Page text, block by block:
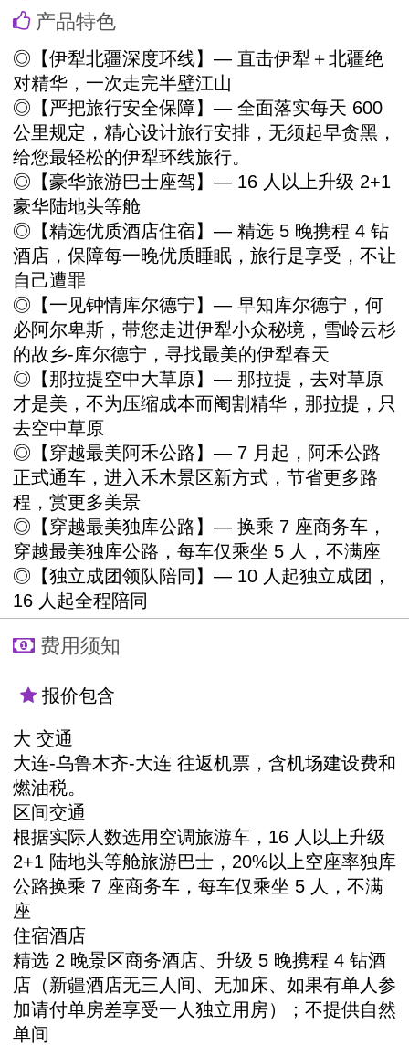
产品特色
◎【伊犁北疆深度环线】— 直击伊犁＋北疆绝
对精华，一次走完半壁江山
◎【严把旅行安全保障】— 全面落实每天 600
公里规定，精心设计旅行安排，无须起早贪黑，
给您最轻松的伊犁环线旅行。
◎【豪华旅游巴士座驾】— 16 人以上升级 2+1
豪华陆地头等舱
◎【精选优质酒店住宿】— 精选 5 晚携程 4 钻
酒店，保障每一晚优质睡眠，旅行是享受，不让
自己遭罪
◎【一见钟情库尔德宁】— 早知库尔德宁，何
必阿尔卑斯，带您走进伊犁小众秘境，雪岭云杉
的故乡-库尔德宁，寻找最美的伊犁春天
◎【那拉提空中大草原】— 那拉提，去对草原
才是美，不为压缩成本而阉割精华，那拉提，只
去空中草原
◎【穿越最美阿禾公路】— 7 月起，阿禾公路
正式通车，进入禾木景区新方式，节省更多路
程，赏更多美景
◎【穿越最美独库公路】— 换乘 7 座商务车，
穿越最美独库公路，每车仅乘坐 5 人，不满座
◎【独立成团领队陪同】— 10 人起独立成团，
16 人起全程陪同
费用须知
报价包含
大 交通
大连-乌鲁木齐-大连 往返机票，含机场建设费和
燃油税。
区间交通
根据实际人数选用空调旅游车，16 人以上升级
2+1 陆地头等舱旅游巴士，20%以上空座率独库
公路换乘 7 座商务车，每车仅乘坐 5 人，不满
座
住宿酒店
精选 2 晚景区商务酒店、升级 5 晚携程 4 钻酒
店（新疆酒店无三人间、无加床、如果有单人参
加请付单房差享受一人独立用房）；不提供自然
单间